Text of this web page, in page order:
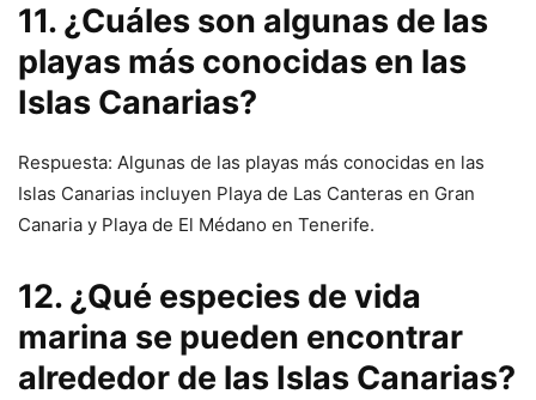
11. ¿Cuáles son algunas de las
playas más conocidas en las
Islas Canarias?
Respuesta: Algunas de las playas más conocidas en las
Islas Canarias incluyen Playa de Las Canteras en Gran
Canaria y Playa de El Médano en Tenerife.
12. ¿Qué especies de vida
marina se pueden encontrar
alrededor de las Islas Canarias?